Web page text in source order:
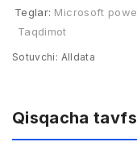
Teglar: Microsoft
Taqdimot
Sotuvchi: Alldata
Qisqacha